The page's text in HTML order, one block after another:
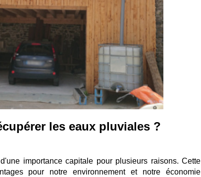
les eaux pluviales ?
importance capitale pour plusieurs raisons. Cette
pour notre environnement et notre économie